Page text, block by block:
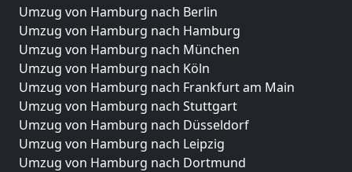
Umzug von Hamburg nach Berlin
Umzug von Hamburg nach Hamburg
Umzug von Hamburg nach München
Umzug von Hamburg nach Köln
Umzug von Hamburg nach Frankfurt am Main
Umzug von Hamburg nach Stuttgart
Umzug von Hamburg nach Düsseldorf
Umzug von Hamburg nach Leipzig
Umzug von Hamburg nach Dortmund